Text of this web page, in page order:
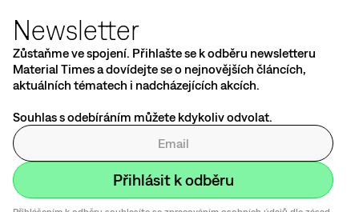
Newsletter
Zůstaňme ve spojení. Přihlašte se k odběru newsletteru
Material Times a dovídejte se o nejnovějších článcích,
aktuálních tématech i nadcházejících akcích.
Souhlas s odebíráním můžete kdykoliv odvolat.